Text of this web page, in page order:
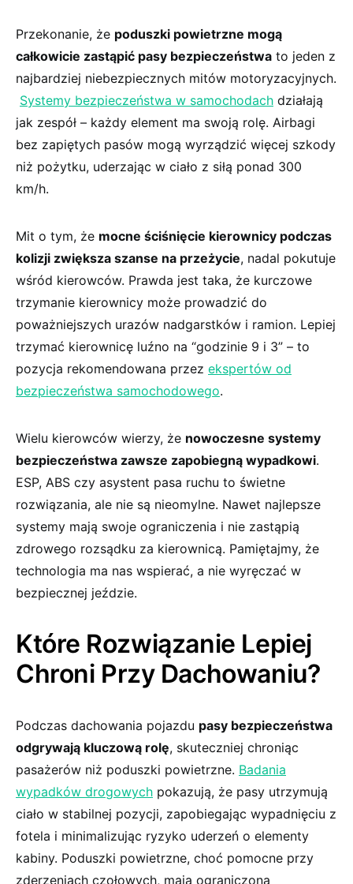
Przekonanie,⁤ że poduszki​ powietrzne ⁢mogą
całkowicie zastąpić pasy bezpieczeństwa to jeden z
⁣najbardziej niebezpiecznych⁢ mitów motoryzacyjnych.
Systemy bezpieczeństwa w samochodach działają
jak zespół – każdy element ma swoją ​rolę. Airbagi
bez zapiętych pasów mogą wyrządzić ‌więcej szkody
niż pożytku, uderzając w ciało ⁤z siłą ponad 300​
km/h.
Mit o tym, że mocne ściśnięcie kierownicy‍ podczas
kolizji zwiększa szanse na ⁢przeżycie, ​nadal pokutuje
wśród kierowców.​ Prawda jest taka, że kurczowe
trzymanie kierownicy może prowadzić do
poważniejszych ‌urazów nadgarstków ‍i ramion. Lepiej
trzymać kierownicę luźno na “godzinie ⁣9 ⁤i 3” – to
pozycja rekomendowana przez ekspertów od‌
bezpieczeństwa samochodowego.
Wielu kierowców wierzy, ⁣że nowoczesne systemy ​
bezpieczeństwa zawsze zapobiegną wypadkowi.
ESP, ABS ‍czy​ asystent pasa ruchu to świetne
rozwiązania, ale nie są nieomylne. Nawet‌ najlepsze ​
systemy‍ mają swoje⁤ ograniczenia i nie zastąpią
zdrowego rozsądku za kierownicą.⁢ Pamiętajmy, że
technologia ma nas wspierać, a⁤ nie wyręczać w
bezpiecznej​ jeździe.
Które ⁣Rozwiązanie Lepiej
‍Chroni Przy⁢ Dachowaniu?
Podczas‌ dachowania pojazdu pasy bezpieczeństwa
⁤odgrywają‌ kluczową rolę, skuteczniej chroniąc
pasażerów niż poduszki ‌powietrzne. Badania
wypadków drogowych pokazują, że⁢ pasy utrzymują
ciało ‍w stabilnej pozycji, zapobiegając wypadnięciu z
fotela i ‌minimalizując ‍ryzyko uderzeń o elementy
kabiny. Poduszki powietrzne, choć pomocne przy
zderzeniach czołowych, mają ograniczoną